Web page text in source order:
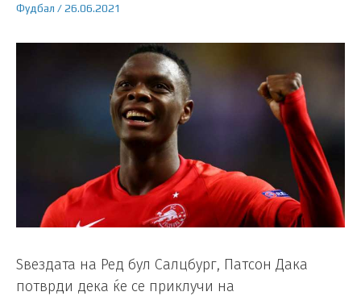
Фудбал /26.06.2021
Ѕвездата на Ред бул Салцбург, Патсон Дака
потврди дека ќе се приклучи на